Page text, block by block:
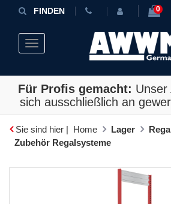
FINDEN 0
Toggle navigation
Für Profis gemacht: Unser
sich ausschließlich an
Sie sind hier | Home Lager
Zubehör Regalsysteme